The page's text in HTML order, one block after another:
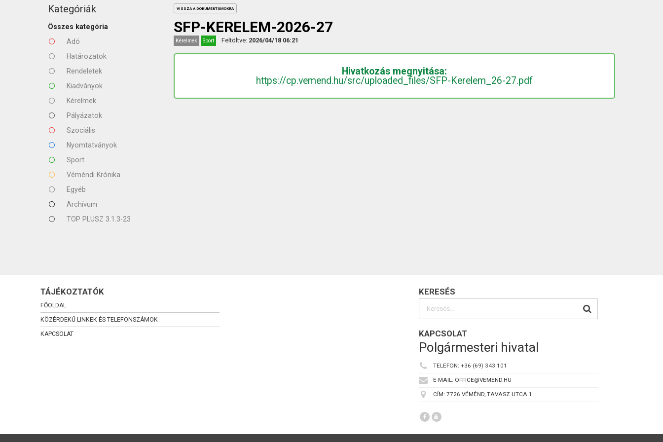
Kategóriák
Összes kategória
Adó
Határozatok
Rendeletek
Kiadványok
Kérelmek
Pályázatok
Szociális
Nyomtatványok
Sport
Véméndi Krónika
Egyéb
Archívum
TOP PLUSZ 3.1.3-23
VISSZA A DOKUMENTUMOKRA
SFP-KERELEM-2026-27
Kérelmek Sport Feltöltve: 2026/04/18 06:21
Hivatkozás megnyitása:
https://cp.vemend.hu/src/uploaded_files/SFP-Kerelem_26-27.pdf
TÁJÉKOZTATÓK
FŐOLDAL
KÖZÉRDEKŰ LINKEK ÉS TELEFONSZÁMOK
KAPCSOLAT
KERESÉS
KAPCSOLAT
Polgármesteri hivatal
TELEFON: +36 (69) 343 101
E-MAIL: OFFICE@VEMEND.HU
CÍM: 7726 VÉMÉND, TAVASZ UTCA 1.